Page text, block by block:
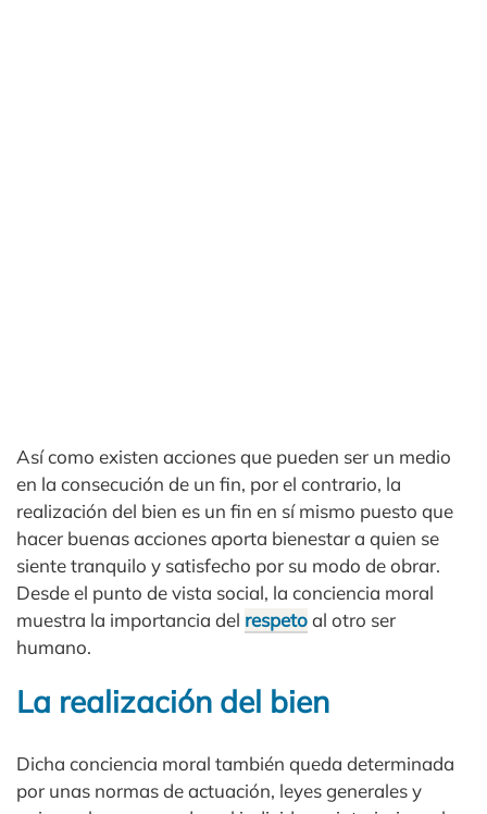
Así como existen acciones que pueden ser un medio
en la consecución de un fin, por el contrario, la
realización del bien es un fin en sí mismo puesto que
hacer buenas acciones aporta bienestar a quien se
siente tranquilo y satisfecho por su modo de obrar.
Desde el punto de vista social, la conciencia moral
muestra la importancia del respetoal otro ser
humano.
La realización del bien
Dicha conciencia moral también queda determinada
por unas normas de actuación, leyes generales y